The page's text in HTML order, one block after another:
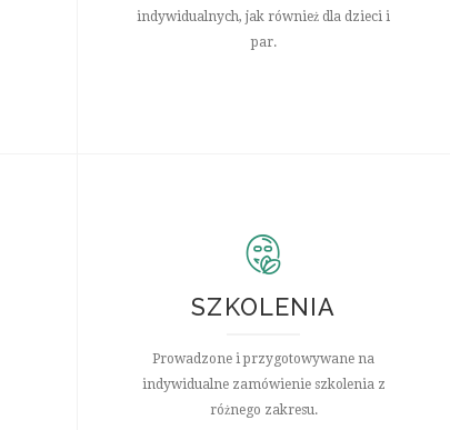
indywidualnych, jak również dla dzieci i
par.
SZKOLENIA
Prowadzone i przygotowywane na
indywidualne zamówienie szkolenia z
różnego zakresu.